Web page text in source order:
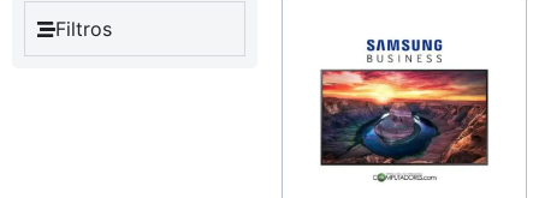
Filtros